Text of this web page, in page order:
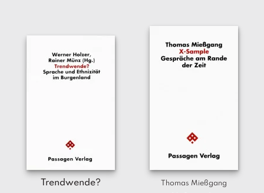
Trendwende? Thomas Mießgang